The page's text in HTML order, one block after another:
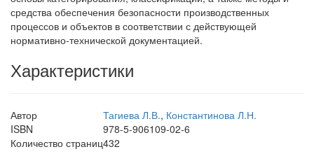
средства обеспечения безопасности производственных
процессов и объектов в соответствии с действующей
нормативно-технической документацией.
Характеристики
Автор Тагиева Л.В., Константинова Л.Н.
ISBN
978-5-906109-02-6
Количество страниц432